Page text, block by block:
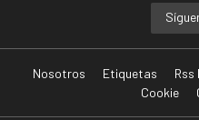
Nosotros Etiquetas Rss
Cookie